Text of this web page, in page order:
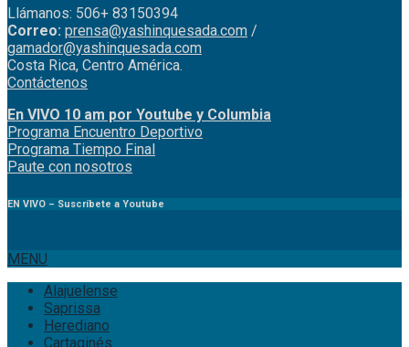
Llámanos: 506+ 83150394
Correo: prensa@yashinquesada.com /
gamador@yashinquesada.com
Costa Rica, Centro América.
Contáctenos
En VIVO 10 am por Youtube y Columbia
Programa Encuentro Deportivo
Programa Tiempo Final
Paute con nosotros
EN VIVO – Suscríbete a Youtube
MENU
Alajuelense
Saprissa
Herediano
Cartaginés